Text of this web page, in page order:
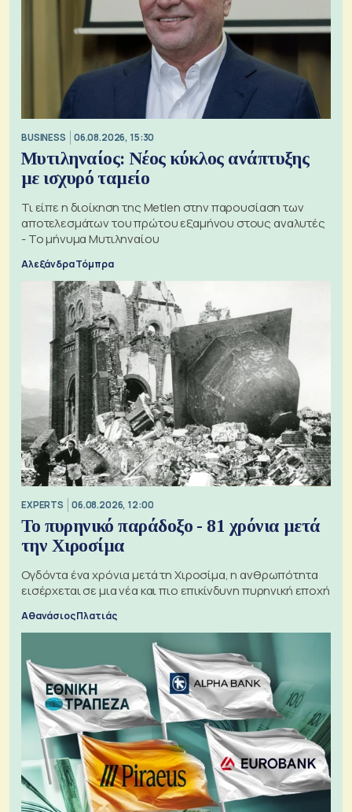
BUSINESS 06.08.2026, 15:30
Μυτιληναίος: Νέος κύκλος ανάπτυξης
με ισχυρό ταμείο
Τι είπε η διοίκηση της Metlen στην παρουσίαση των
αποτελεσμάτων του πρώτου εξαμήνου στους αναλυτές
- Το μήνυμα Μυτιληναίου
Αλεξάνδρα Τόμπρα
EXPERTS 06.08.2026, 12:00
Το πυρηνικό παράδοξο - 81 χρόνια μετά
την Χιροσίμα
Ογδόντα ένα χρόνια μετά τη Χιροσίμα, η ανθρωπότητα
εισέρχεται σε μια νέα και πιο επικίνδυνη πυρηνική εποχή
Αθανάσιος Πλατιάς